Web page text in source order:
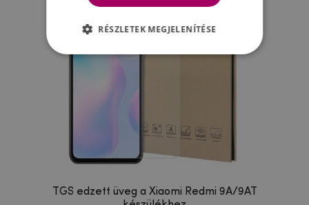
TGS edzett üveg a Xiaomi Redmi 9A/9AT
RÉSZLETEK MEGJELENÍTÉSE